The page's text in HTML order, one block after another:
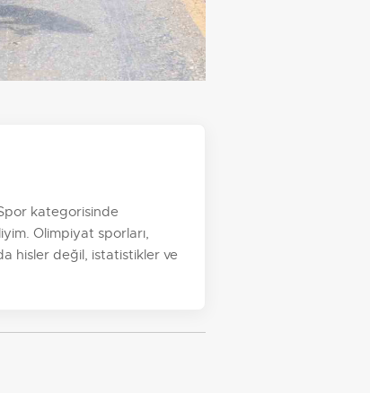
kategorisinde
Olimpiyat sporları,
hisler değil, istatistikler ve